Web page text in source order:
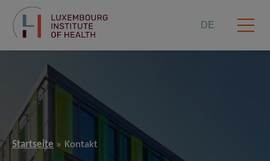
DE
Startseite Kontakt